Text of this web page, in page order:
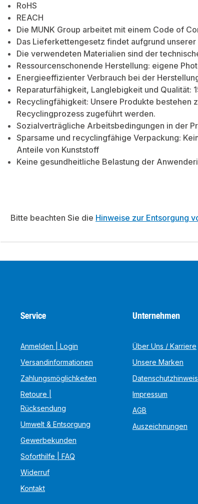
RoHS
REACH
Die MUNK Group arbeitet mit einem Code of
Das Lieferkettengesetz findet aufgrund
Die verwendeten Materialien sind der
Ressourcenschonende Herstellung: eigene
Energieeffizienter Verbrauch bei der
Reparaturfähigkeit, Langlebigkeit und Qualität:
Recyclingfähigkeit: Unsere Produkte bestehen
Recyclingprozess zugeführt werden.
Sozialverträgliche Arbeitsbedingungen in der
Sparsame und recyclingfähige Verpackung:
Anteile von Kunststoff
Keine gesundheitliche Belastung der
Bitte beachten Sie die Hinweise zur Entsorgung
Service
Anmelden | Login
Versandinformationen
Zahlungsmöglichkeiten
Retoure |
Rücksendung
Umwelt & Entsorgung
Gewerbekunden
Soforthilfe | FAQ
Widerruf
Kontakt
Unternehmen
Über Uns / Karriere
Unsere Marken
Impressum
AGB
Auszeichnungen